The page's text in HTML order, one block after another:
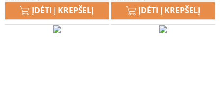
ĮDĖTI Į KREPŠELĮ ĮDĖTI Į KREPŠELĮ